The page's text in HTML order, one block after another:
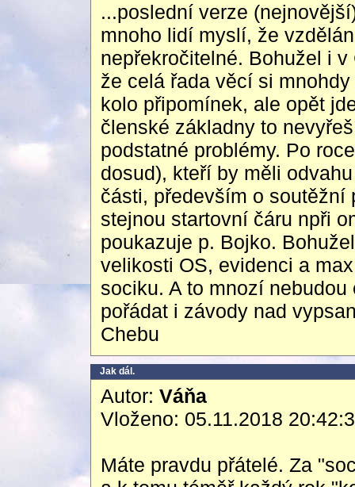
...poslední verze
mnoho lidí myslí, že
nepřekročitelné. Bohužel i
že celá řada věcí si
kolo připomínek, ale opět
členské základny to
podstatné problémy. Po
dosud), kteří by měli
části, především o soutěžní
stejnou startovní čáru npři
poukazuje p. Bojko.
velikosti OS, evidenci a
sociku. A to mnozí
pořádat i závody nad
Chebu
Jak dál.
Autor: Váňa
Vloženo: 05.11.2018
Máte pravdu přátelé. Za